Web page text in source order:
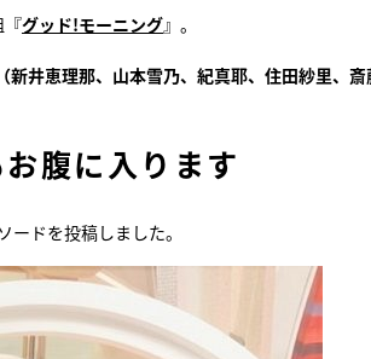
『グッド!モーニング』。
井恵理那、山本雪乃、紀真耶、住田紗里、斎
腹に入ります
ドを投稿しました。